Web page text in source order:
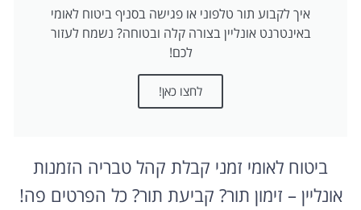
איך לקבוע תור טלפוני או פגישה בסניף ביטוח לאומי
באינטרנט אונליין בצורה קלה ובטוחה? נשמח לעזור
לכם!
לחצו כאן!
ביטוח לאומי זמני קבלת קהל טבריה הזמנות
אונליין – זימון תור? קביעת תור? כל הפרטים פה!